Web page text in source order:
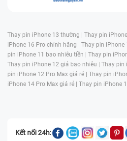
Thay pin iPhone 13 thường | Thay pin
iPhone 16 Pro chính hãng | Thay pin iPhone
pin iPhone 11 bao nhiêu tiền | Thay pin
Thay pin iPhone 12 giá bao nhiêu | Thay pin
pin iPhone 12 Pro Max giá rẻ | Thay pin
iPhone 14 Pro Max giá rẻ | Thay pin iPhone
Kết nối 24h: